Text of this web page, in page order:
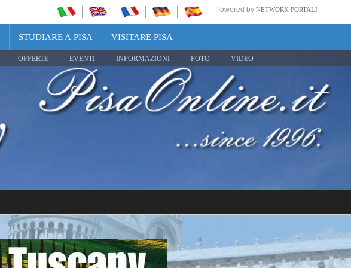
Powered by NETWORK PORTALI
STUDIARE A PISA VISITARE PISA
OFFERTE EVENTI INFORMAZIONI FOTO VIDEO
Share